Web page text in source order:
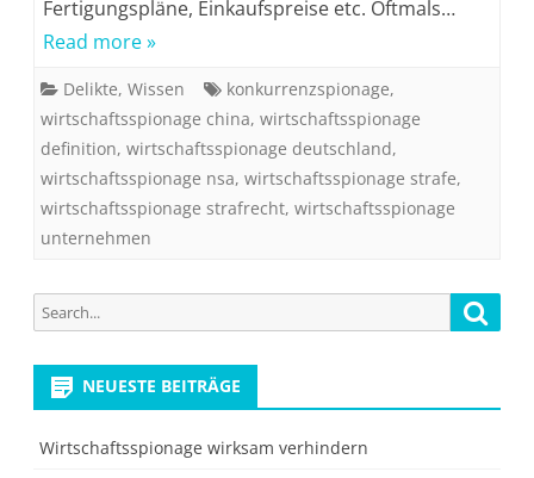
Fertigungspläne, Einkaufspreise etc. Oftmals…
Read more »
Delikte, Wissen konkurrenzspionage,
wirtschaftsspionage china, wirtschaftsspionage
definition, wirtschaftsspionage deutschland,
wirtschaftsspionage nsa, wirtschaftsspionage strafe,
wirtschaftsspionage strafrecht, wirtschaftsspionage
unternehmen
Search
for:
NEUESTE BEITRÄGE
Wirtschaftsspionage wirksam verhindern